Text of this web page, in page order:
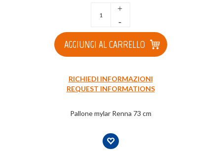
+
-
AGGIUNGI AL CARRELLO
RICHIEDI INFORMAZIONI
REQUEST INFORMATIONS
Pallone mylar Renna 73 cm